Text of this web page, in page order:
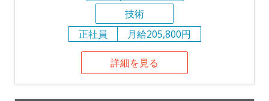
技術
正社員
月給205,800円
詳細を見る